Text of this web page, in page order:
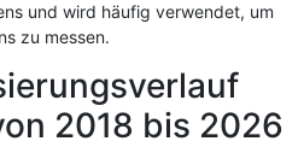
und wird häufig verwendet, um
zu messen.
2018 bis 2026